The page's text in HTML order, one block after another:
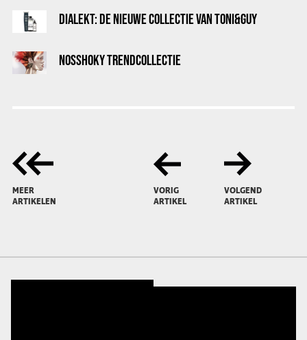
DIALEKT: DE NIEUWE COLLECTIE VAN TONI&GUY
NOSSHOKY TRENDCOLLECTIE
MEER
ARTIKELEN
VORIG
ARTIKEL
VOLGEND
ARTIKEL